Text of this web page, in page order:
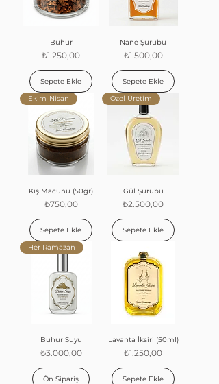
Buhur
Fiyat
₺1.250,00
Sepete Ekle
Nane Şurubu
Fiyat
₺1.500,00
Sepete Ekle
Ekim-Nisan
Kış Macunu (50gr)
Fiyat
₺750,00
Sepete Ekle
Özel Üretim
Gül Şurubu
Fiyat
₺2.500,00
Sepete Ekle
Her Ramazan
Buhur Suyu
Fiyat
₺3.000,00
Ön Sipariş
Lavanta İksiri (50ml)
Fiyat
₺1.250,00
Sepete Ekle